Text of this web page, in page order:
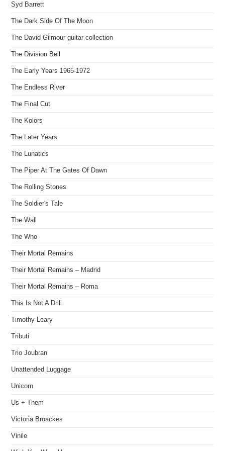
Syd Barrett
The Dark Side Of The Moon
The David Gilmour guitar collection
The Division Bell
The Early Years 1965-1972
The Endless River
The Final Cut
The Kolors
The Later Years
The Lunatics
The Piper At The Gates Of Dawn
The Rolling Stones
The Soldier's Tale
The Wall
The Who
Their Mortal Remains
Their Mortal Remains – Madrid
Their Mortal Remains – Roma
This Is Not A Drill
Timothy Leary
Tributi
Trio Joubran
Unattended Luggage
Unicorn
Us + Them
Victoria Broackes
Vinile